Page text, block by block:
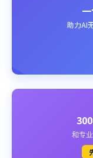
助力AI
和专